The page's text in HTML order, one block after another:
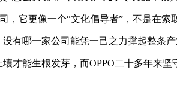
它更像一个“文化倡导者”，不是在索
有哪一家公司能凭一己之力撑起整条产
才能生根发芽，而OPPO二十多年来坚